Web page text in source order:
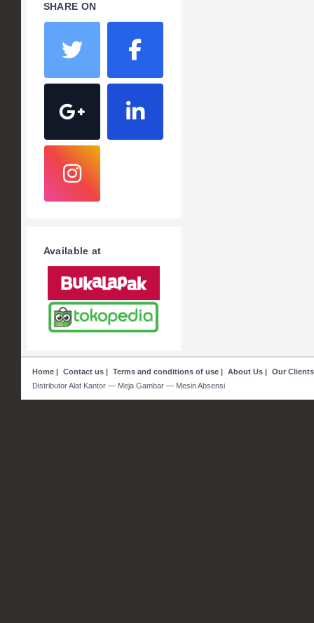
SHARE ON
Available at
Home| Contact us| Terms and conditions of use| About Us| Our Clients
Distributor Alat Kantor — Meja Gambar — Mesin Absensi